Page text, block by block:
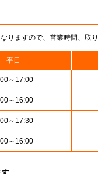
ますので、営業時間、取
平日
～17:00
～16:00
～17:30
～16:00